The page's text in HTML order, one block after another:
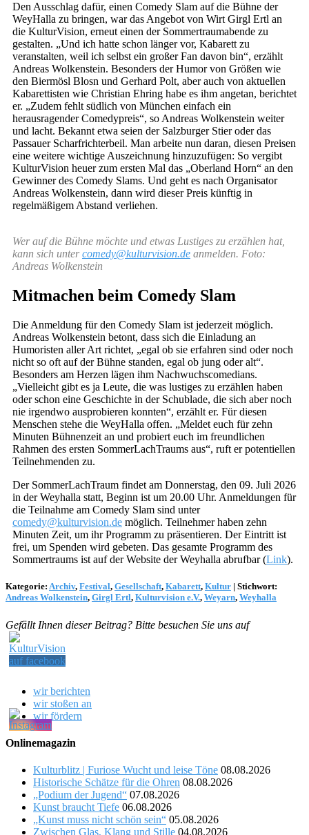
Den Ausschlag dafür, einen Comedy Slam auf die Bühne der
WeyHalla zu bringen, war das Angebot von Wirt Girgl Ertl an
die KulturVision, erneut einen der Sommertraumabende zu
gestalten. „Und ich hatte schon länger vor, Kabarett zu
veranstalten, weil ich selbst ein großer Fan davon bin“, erzählt
Andreas Wolkenstein. Besonders der Humor von Größen wie
den Biermösl Blosn und Gerhard Polt, aber auch von aktuellen
Kabarettisten wie Christian Ehring habe es ihm angetan, berichtet
er. „Zudem fehlt südlich von München einfach ein
herausragender Comedypreis“, so Andreas Wolkenstein weiter
und lacht. Bekannt etwa seien der Salzburger Stier oder das
Passauer Scharfrichterbeil. Man arbeite nun daran, diesen Preisen
eine weitere wichtige Auszeichnung hinzuzufügen: So vergibt
KulturVision heuer zum ersten Mal das „Oberland Horn“ an den
Gewinner des Comedy Slams. Und geht es nach Organisator
Andreas Wolkenstein, dann wird dieser Preis künftig in
regelmäßigem Abstand verliehen.
Wer auf die Bühne möchte und etwas Lustiges zu erzählen hat,
kann sich untercomedy@kulturvision.de anmelden. Foto:
Andreas Wolkenstein
Mitmachen beim Comedy Slam
Die Anmeldung für den Comedy Slam ist jederzeit möglich.
Andreas Wolkenstein betont, dass sich die Einladung an
Humoristen aller Art richtet, „egal ob sie erfahren sind oder noch
nicht so oft auf der Bühne standen, egal ob jung oder alt“.
Besonders am Herzen lägen ihm Nachwuchscomedians.
„Vielleicht gibt es ja Leute, die was lustiges zu erzählen haben
oder schon eine Geschichte in der Schublade, die sich aber noch
nie irgendwo ausprobieren konnten“, erzählt er. Für diesen
Menschen stehe die WeyHalla offen. „Meldet euch für zehn
Minuten Bühnenzeit an und probiert euch im freundlichen
Rahmen des ersten SommerLachTraums aus“, ruft er potentiellen
Teilnehmenden zu.
Der SommerLachTraum findet am Donnerstag, den 09. Juli 2026
in der Weyhalla statt, Beginn ist um 20.00 Uhr. Anmeldungen für
die Teilnahme am Comedy Slam sind unter
comedy@kulturvision.de möglich. Teilnehmer haben zehn
Minuten Zeit, um ihr Programm zu präsentieren. Der Eintritt ist
frei, um Spenden wird gebeten. Das gesamte Programm des
Sommertraums ist auf der Website der Weyhalla abrufbar (Link).
Kategorie: Archiv, Festival, Gesellschaft, Kabarett, Kultur | Stichwort:
Andreas Wolkenstein, Girgl Ertl, Kulturvision e.V., Weyarn, Weyhalla
Gefällt Ihnen dieser Beitrag? Bitte besuchen Sie uns auf
wir berichten
wir stoßen an
wir fördern
Onlinemagazin
Kulturblitz | Furiose Wucht und leise Töne 08.08.2026
Historische Schätze für die Ohren 08.08.2026
„Podium der Jugend“ 07.08.2026
Kunst braucht Tiefe 06.08.2026
„Kunst muss nicht schön sein“ 05.08.2026
Zwischen Glas, Klang und Stille 04.08.2026